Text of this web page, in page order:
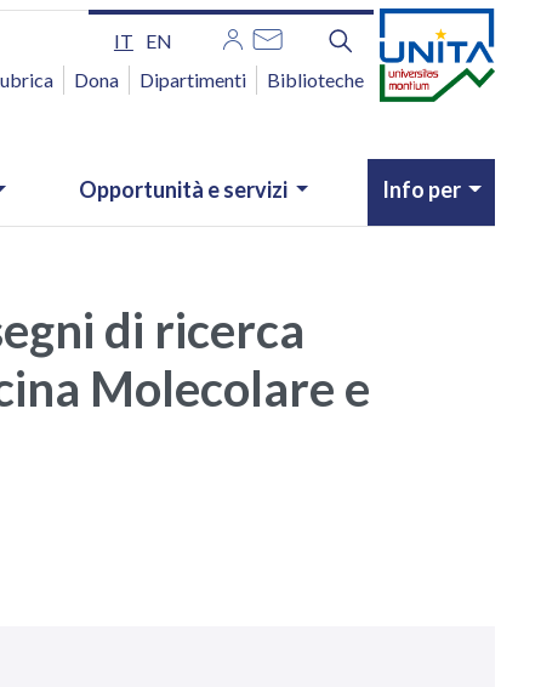
IT EN
Dona Dipartimenti Biblioteche
Opportunità e servizi Info per
di ricerca
Molecolare e